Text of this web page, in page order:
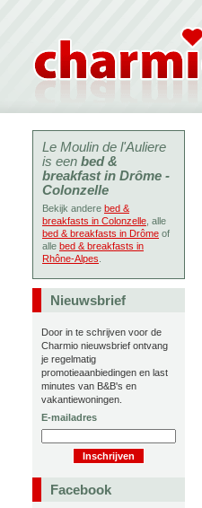
Le Moulin de l'Auliere
is een bed &
breakfast in Drôme -
Colonzelle
Bekijk andere bed &
breakfasts in Colonzelle , alle
bed & breakfasts in Drôme of
alle bed & breakfasts in
Rhône-Alpes
Nieuwsbrief
Door in te schrijven voor de
Charmio nieuwsbrief ontvang
je regelmatig
promotieaanbiedingen en last
minutes van B&B's en
vakantiewoningen.
E-mailadres
Facebook